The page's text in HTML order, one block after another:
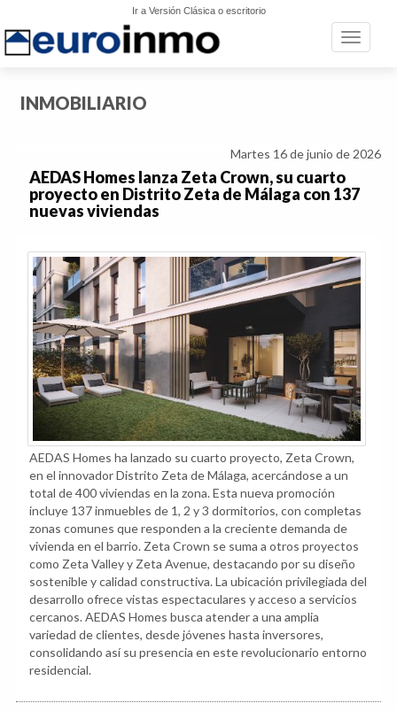
Ir a Versión Clásica o escritorio
Toggle
INMOBILIARIO
Martes 16 de junio de 2026
AEDAS Homes lanza Zeta Crown, su cuarto
proyecto en Distrito Zeta de Málaga con 137
nuevas viviendas
AEDAS Homes ha lanzado su cuarto proyecto, Zeta Crown,
en el innovador Distrito Zeta de Málaga, acercándose a un
total de 400 viviendas en la zona. Esta nueva promoción
incluye 137 inmuebles de 1, 2 y 3 dormitorios, con completas
zonas comunes que responden a la creciente demanda de
vivienda en el barrio. Zeta Crown se suma a otros proyectos
como Zeta Valley y Zeta Avenue, destacando por su diseño
sostenible y calidad constructiva. La ubicación privilegiada del
desarrollo ofrece vistas espectaculares y acceso a servicios
cercanos. AEDAS Homes busca atender a una amplia
variedad de clientes, desde jóvenes hasta inversores,
consolidando así su presencia en este revolucionario entorno
residencial.